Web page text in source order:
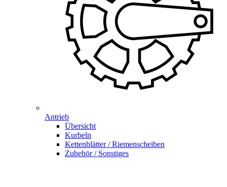
Antrieb
Übersicht
Kurbeln
Kettenblätter / Riemenscheiben
Zubehör / Sonstiges